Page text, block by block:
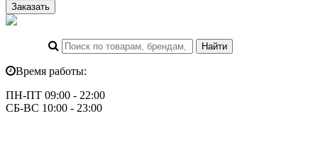
Заказать
Время работы:
ПН-ПТ 09:00 - 22:00
СБ-ВС 10:00 - 23:00